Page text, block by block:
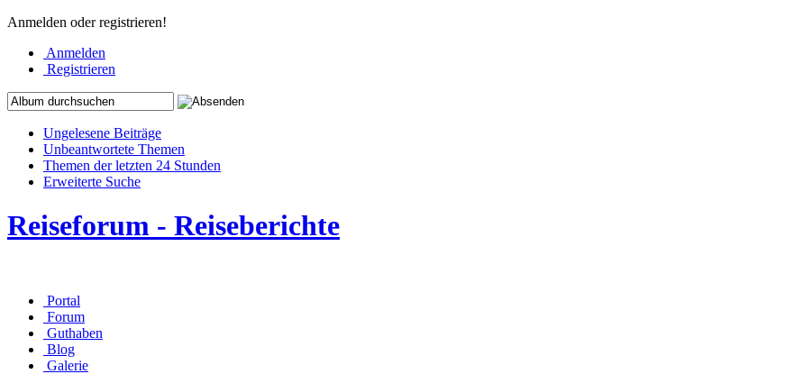
Anmelden oder registrieren!
Anmelden
Registrieren
Ungelesene Beiträge
Unbeantwortete Themen
Themen der letzten 24 Stunden
Erweiterte Suche
Reiseforum - Reiseberichte
Portal
Forum
Guthaben
Blog
Galerie